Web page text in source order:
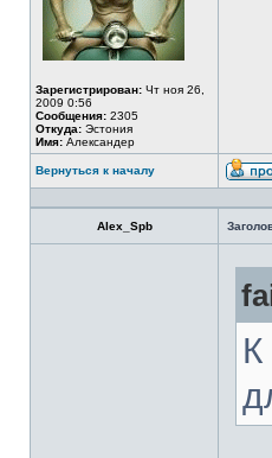
Зарегистрирован: Чт ноя 26,
2009 0:56
Сообщения: 2305
Откуда: Эстония
Имя: Александер
Вернуться к началу
Alex_Spb
К